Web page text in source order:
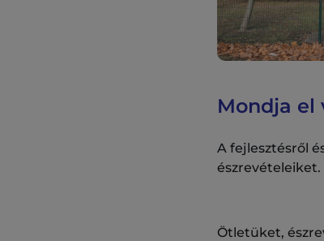
Mondja el
A fejlesztésről
észrevételeiket.
Ötletüket,